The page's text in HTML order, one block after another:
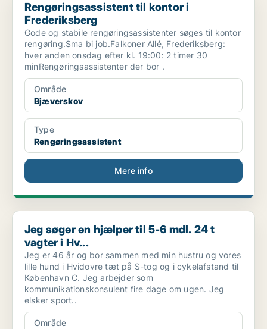
Rengøringsassistent til kontor i
Frederiksberg
Gode og stabile rengøringsassistenter søges til kontor
rengøring.Sma bi job.Falkoner Allé, Frederiksberg:
hver anden onsdag efter kl. 19:00: 2 timer 30
minRengøringsassistenter der bor .
Område
Bjæverskov
Type
Rengøringsassistent
Mere info
Jeg søger en hjælper til 5-6 mdl. 24 t vagter i Hv...
Jeg søger en hjælper til 5-6 mdl. 24 t
vagter i Hv...
Jeg er 46 år og bor sammen med min hustru og vores
lille hund i Hvidovre tæt på S-tog og i cykelafstand til
København C. Jeg arbejder som
kommunikationskonsulent fire dage om ugen. Jeg
elsker sport..
Område